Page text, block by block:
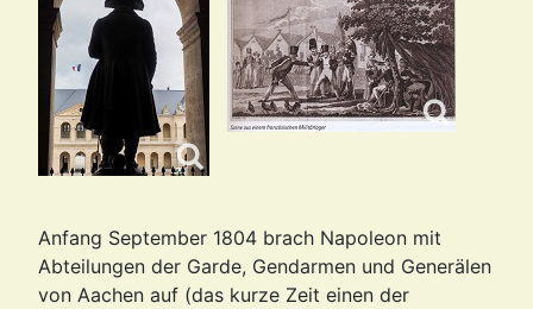
Anfang September 1804 brach Napoleon mit
Abteilungen der Garde, Gendarmen und Generälen
von Aachen auf (das kurze Zeit einen der